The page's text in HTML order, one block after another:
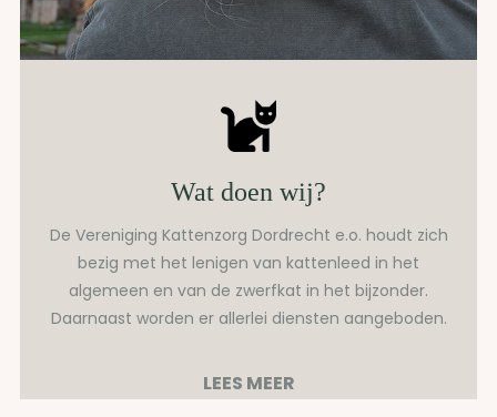
Wat doen wij?
De Vereniging Kattenzorg Dordrecht e.o. houdt zich
bezig met het lenigen van kattenleed in het
algemeen en van de zwerfkat in het bijzonder.
Daarnaast worden er allerlei diensten aangeboden.
LEES MEER